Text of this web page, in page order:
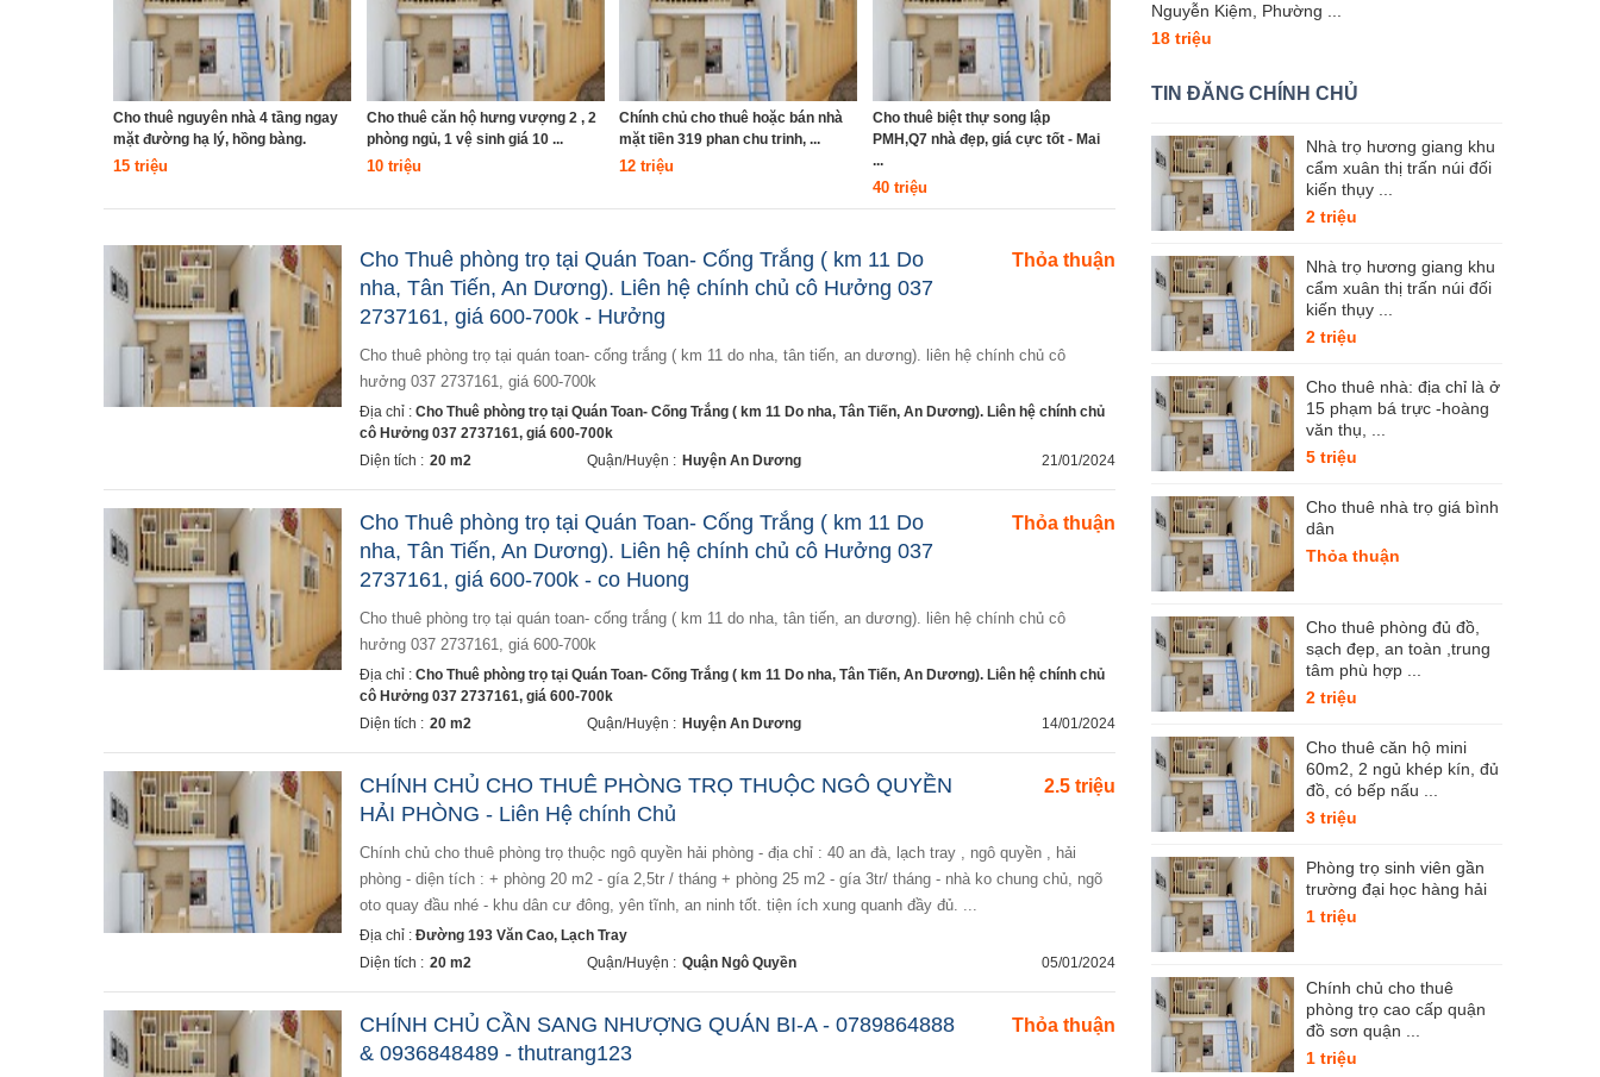
Cho thuê nguyên nhà 4 tầng ngay
mặt đường hạ lý, hồng bàng.
15 triệu
Cho thuê căn hộ hưng vượng 2 , 2
phòng ngủ, 1 vệ sinh giá 10 ...
10 triệu
Chính chủ cho thuê hoặc bán nhà
mặt tiền 319 phan chu trinh, ...
12 triệu
Cho thuê biệt thự song lập
PMH,Q7 nhà đẹp, giá cực tốt - Mai
...
40 triệu
Thỏa thuận
Cho Thuê phòng trọ tại Quán Toan- Cống Trắng ( km 11 Do
nha, Tân Tiến, An Dương). Liên hệ chính chủ cô Hưởng 037
2737161, giá 600-700k - Hưởng
cho thuê phòng trọ tại quán toan- cống trắng ( km 11 do nha, tân tiến, an dương). liên hệ chính chủ cô
hưởng 037 2737161, giá 600-700k
Địa chỉ : Cho Thuê phòng trọ tại Quán Toan- Cống Trắng ( km 11 Do nha, Tân Tiến, An Dương). Liên hệ chính chủ
cô Hưởng 037 2737161, giá 600-700k
Diện tích : 20 m2 Quận/Huyện : Huyện An Dương 21/01/2024
Thỏa thuận
Cho Thuê phòng trọ tại Quán Toan- Cống Trắng ( km 11 Do
nha, Tân Tiến, An Dương). Liên hệ chính chủ cô Hưởng 037
2737161, giá 600-700k - co Huong
cho thuê phòng trọ tại quán toan- cống trắng ( km 11 do nha, tân tiến, an dương). liên hệ chính chủ cô
hưởng 037 2737161, giá 600-700k
Địa chỉ : Cho Thuê phòng trọ tại Quán Toan- Cống Trắng ( km 11 Do nha, Tân Tiến, An Dương). Liên hệ chính chủ
cô Hưởng 037 2737161, giá 600-700k
Diện tích : 20 m2 Quận/Huyện : Huyện An Dương 14/01/2024
2.5 triệu
CHÍNH CHỦ CHO THUÊ PHÒNG TRỌ THUỘC NGÔ QUYỀN
HẢI PHÒNG - Liên Hệ chính Chủ
chính chủ cho thuê phòng trọ thuộc ngô quyền hải phòng - địa chỉ : 40 an đà, lạch tray , ngô quyền , hải
phòng - diện tích : + phòng 20 m2 - gía 2,5tr / tháng + phòng 25 m2 - gía 3tr/ tháng - nhà ko chung chủ, ngõ
oto quay đầu nhé - khu dân cư đông, yên tĩnh, an ninh tốt. tiện ích xung quanh đầy đủ. ...
Địa chỉ : Đường 193 Văn Cao, Lạch Tray
Diện tích : 20 m2 Quận/Huyện : Quận Ngô Quyền 05/01/2024
Thỏa thuận
CHÍNH CHỦ CẦN SANG NHƯỢNG QUÁN BI-A - 0789864888
& 0936848489 - thutrang123
Nguyễn Kiệm, Phường ...
18 triệu
TIN ĐĂNG CHÍNH CHỦ
Nhà trọ hương giang khu
cẩm xuân thị trấn núi đối
kiến thụy ...
2 triệu
Nhà trọ hương giang khu
cẩm xuân thị trấn núi đối
kiến thụy ...
2 triệu
Cho thuê nhà: địa chỉ là ở
15 phạm bá trực -hoàng
văn thụ, ...
5 triệu
Cho thuê nhà trọ giá bình
dân
Thỏa thuận
Cho thuê phòng đủ đồ,
sạch đẹp, an toàn ,trung
tâm phù hợp ...
2 triệu
Cho thuê căn hộ mini
60m2, 2 ngủ khép kín, đủ
đồ, có bếp nấu ...
3 triệu
Phòng trọ sinh viên gần
trường đại học hàng hải
1 triệu
Chính chủ cho thuê
phòng trọ cao cấp quận
đồ sơn quận ...
1 triệu